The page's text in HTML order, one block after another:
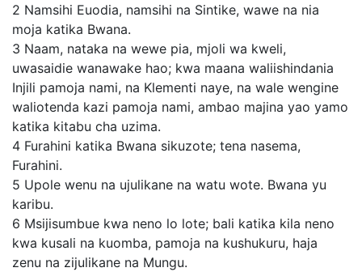
2 Namsihi Euodia, namsihi na Sintike, wawe na nia
moja katika Bwana.
3 Naam, nataka na wewe pia, mjoli wa kweli,
uwasaidie wanawake hao; kwa maana waliishindania
Injili pamoja nami, na Klementi naye, na wale wengine
waliotenda kazi pamoja nami, ambao majina yao yamo
katika kitabu cha uzima.
4 Furahini katika Bwana sikuzote; tena nasema,
Furahini.
5 Upole wenu na ujulikane na watu wote. Bwana yu
karibu.
6 Msijisumbue kwa neno lo lote; bali katika kila neno
kwa kusali na kuomba, pamoja na kushukuru, haja
zenu na zijulikane na Mungu.